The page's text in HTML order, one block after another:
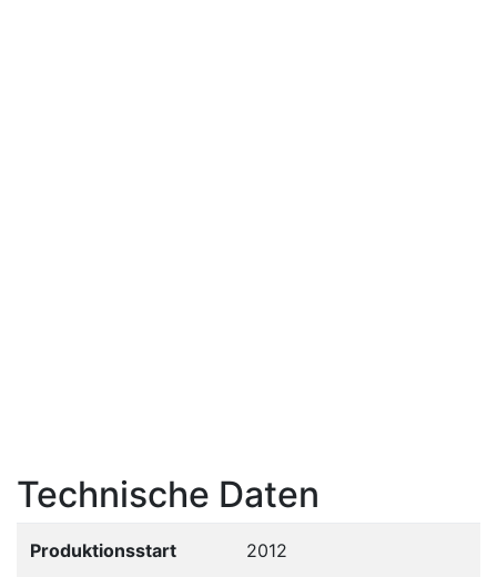
Technische Daten
Produktionsstart 2012